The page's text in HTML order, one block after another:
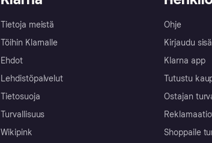
Tietoja meistä
Töihin Klarnalle
Ehdot
Lehdistöpalvelut
Tietosuoja
Turvallisuus
Wikipink
Ohje
Kirjaudu
Klarna app
Tutustu
Ostajan
Shoppaile